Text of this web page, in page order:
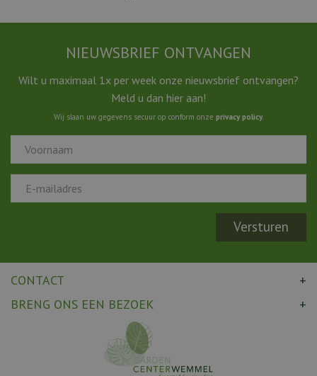
NIEUWSBRIEF ONTVANGEN
Wilt u maximaal 1x per week onze nieuwsbrief ontvangen?
Meld u dan hier aan!
Wij slaan uw gegevens secuur op conform onze privacy policy.
CONTACT
BRENG ONS EEN BEZOEK